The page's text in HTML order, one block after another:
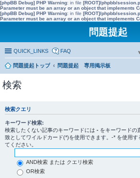
[phpBB Debug] PHP Warning: in file [ROOT]/phpbb/
Parameter must be an array or an object that implements
[phpBB Debug] PHP Warning: in file [ROOT]/phpbb/
Parameter must be an array or an object that implements
問題提起
QUICK_LINKS FAQ
問題提起トップ 問題提起 専用掲示板
検索
検索クエリ
キーワード検索:
検索したくない記事のキーワードには - をキーワードの
致としてワイルドカード(*)を使用できます。-* を使用す
てください。
AND検索 または クエリ検索
OR検索